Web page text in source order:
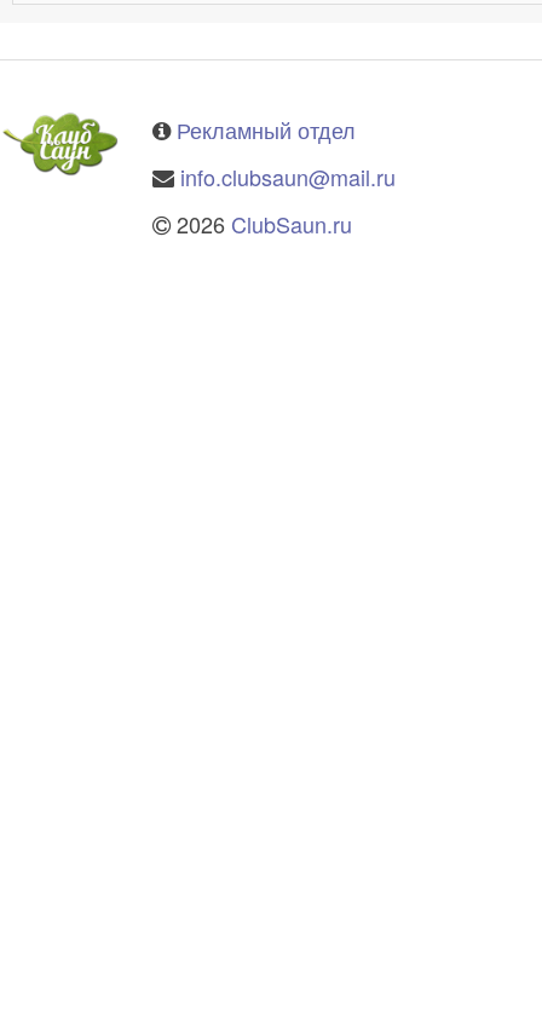
Рекламный отдел
info.clubsaun@mail.ru
2026 ClubSaun.ru